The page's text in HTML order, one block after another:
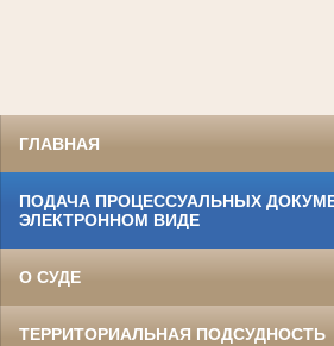
ГЛАВНАЯ
ПОДАЧА ПРОЦЕССУАЛЬНЫХ
ЭЛЕКТРОННОМ ВИДЕ
О СУДЕ
ТЕРРИТОРИАЛЬНАЯ ПОДСУДНОСТЬ